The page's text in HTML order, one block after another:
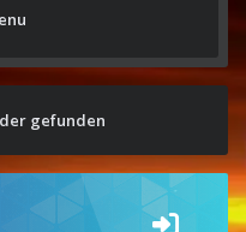
gefunden